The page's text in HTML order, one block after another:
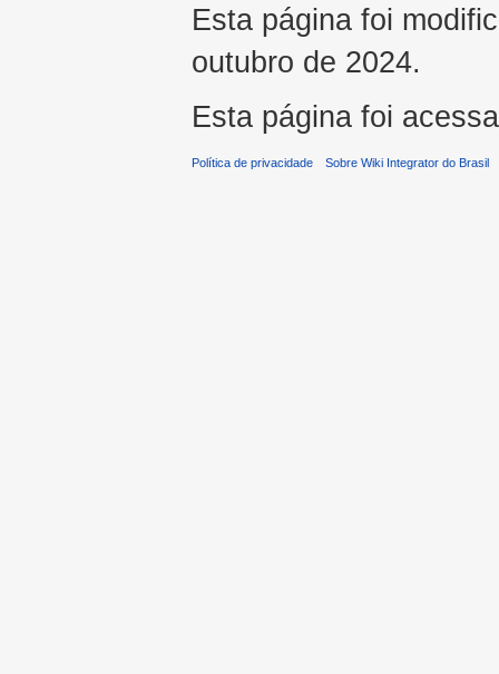
Esta página foi
outubro de 2024.
Esta página foi
Política de privacidade Sobre Wiki Integrator do Brasil